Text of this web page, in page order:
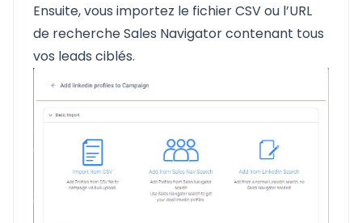
Ensuite, vous importez le fichier CSV ou l’URL
de recherche Sales Navigator contenant tous
vos leads ciblés.